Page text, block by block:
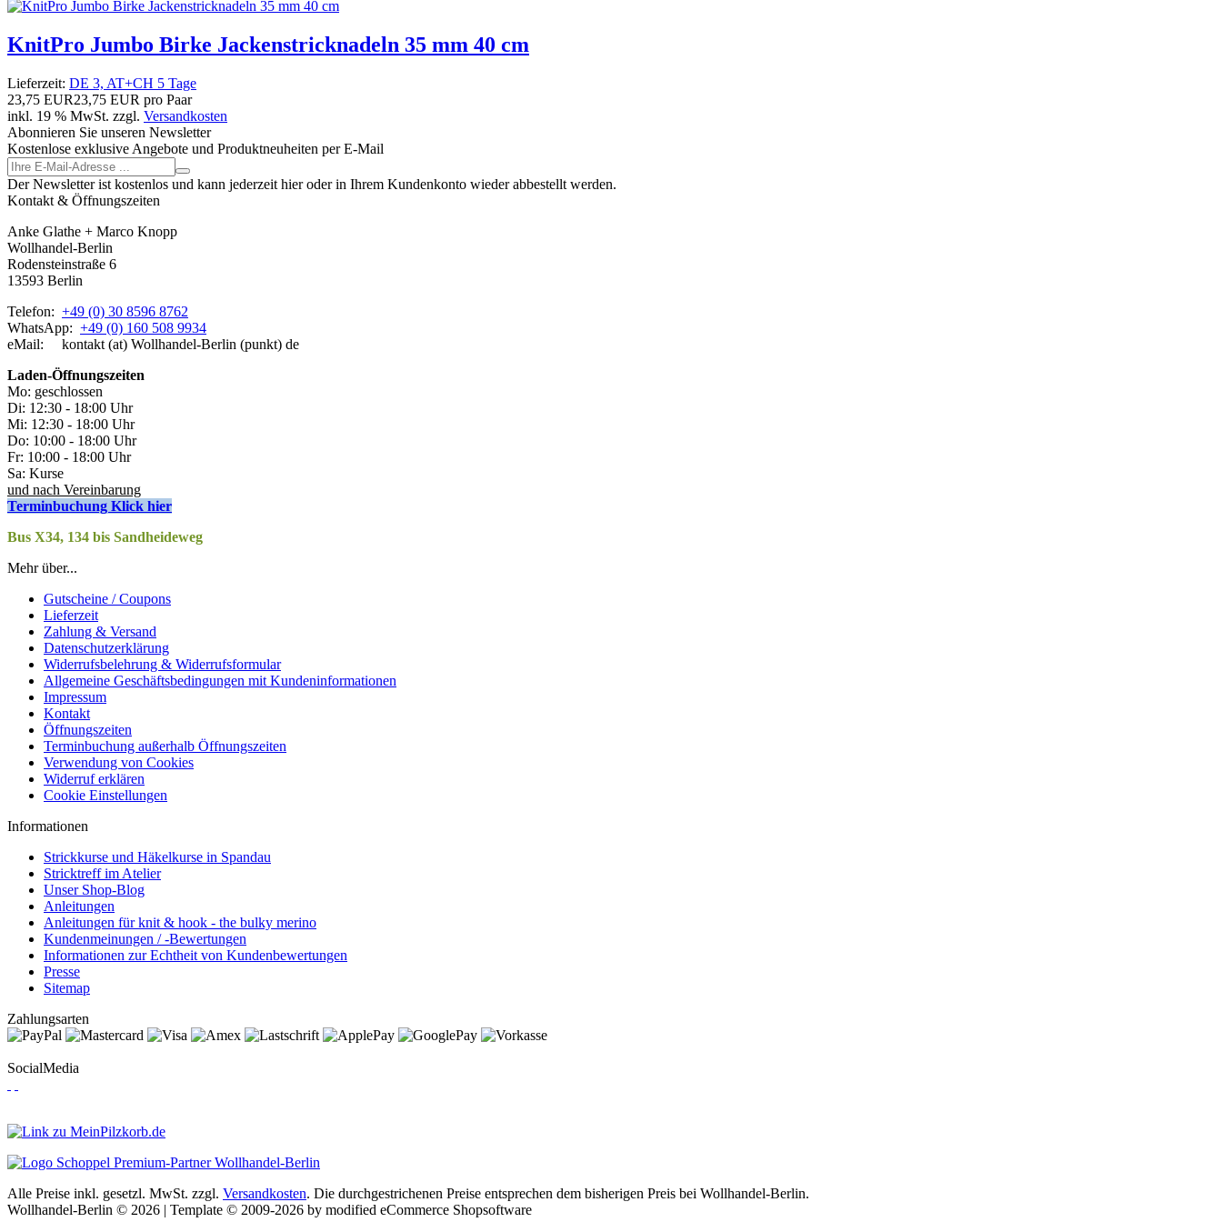
KnitPro Jumbo Birke Jackenstricknadeln 35 mm 40 cm
Lieferzeit: DE 3, AT+CH 5 Tage
23,75 EUR23,75 EUR pro Paar
inkl. 19 % MwSt. zzgl. Versandkosten
Abonnieren Sie unseren Newsletter
Kostenlose exklusive Angebote und Produktneuheiten per E-Mail
Der Newsletter ist kostenlos und kann jederzeit hier oder in Ihrem Kundenkonto wieder abbestellt werden.
Kontakt & Öffnungszeiten
Anke Glathe + Marco Knopp
Wollhandel-Berlin
Rodensteinstraße 6
13593 Berlin
Telefon: +49 (0) 30 8596 8762
WhatsApp: +49 (0) 160 508 9934
eMail: kontakt (at) Wollhandel-Berlin (punkt) de
Laden-Öffnungszeiten
Mo: geschlossen
Di: 12:30 - 18:00 Uhr
Mi: 12:30 - 18:00 Uhr
Do: 10:00 - 18:00 Uhr
Fr: 10:00 - 18:00 Uhr
Sa: Kurse
und nach Vereinbarung
Terminbuchung Klick hier
Bus X34, 134 bis Sandheideweg
Mehr über...
Gutscheine / Coupons
Lieferzeit
Zahlung & Versand
Datenschutzerklärung
Widerrufsbelehrung & Widerrufsformular
Allgemeine Geschäftsbedingungen mit Kundeninformationen
Impressum
Kontakt
Öffnungszeiten
Terminbuchung außerhalb Öffnungszeiten
Verwendung von Cookies
Widerruf erklären
Cookie Einstellungen
Informationen
Strickkurse und Häkelkurse in Spandau
Stricktreff im Atelier
Unser Shop-Blog
Anleitungen
Anleitungen für knit & hook - the bulky merino
Kundenmeinungen / -Bewertungen
Informationen zur Echtheit von Kundenbewertungen
Presse
Sitemap
Zahlungsarten
SocialMedia
Alle Preise inkl. gesetzl. MwSt. zzgl. Versandkosten. Die durchgestrichenen Preise entsprechen dem bisherigen Preis bei Wollhandel-Berlin.
Wollhandel-Berlin © 2026 | Template © 2009-2026 by modified eCommerce Shopsoftware